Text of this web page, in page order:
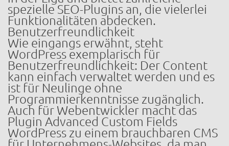
spezielle SEO-Plugins an, die vielerlei
Funktionalitäten abdecken.
Benutzerfreundlichkeit
Wie eingangs erwähnt, steht
WordPress exemplarisch für
Benutzerfreundlichkeit: Der Content
kann einfach verwaltet werden und es
ist für Neulinge ohne
Programmierkenntnisse zugänglich.
Auch für Webentwickler macht das
Plugin Advanced Custom Fields
WordPress zu einem brauchbaren CMS